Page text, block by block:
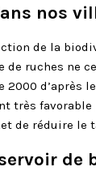
nos
de la
de ruches ne
2000 d’après
très favorable
de réduire le
de